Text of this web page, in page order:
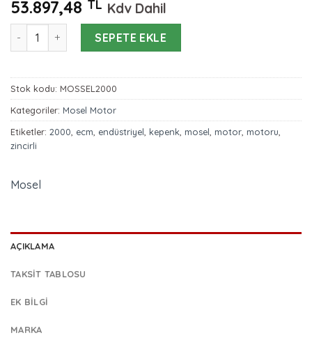
53.897,48 TL Kdv Dahil
Mosel Sel 2000 Endüstriyel Zincirli Motor adet
SEPETE EKLE
Stok kodu: MOSSEL2000
Kategoriler: Mosel Motor
Etiketler: 2000 ecm endüstriyel kepenk mosel motor motoru
zincirli
Mosel
AÇIKLAMA
TAKSIT TABLOSU
EK BILGI
MARKA